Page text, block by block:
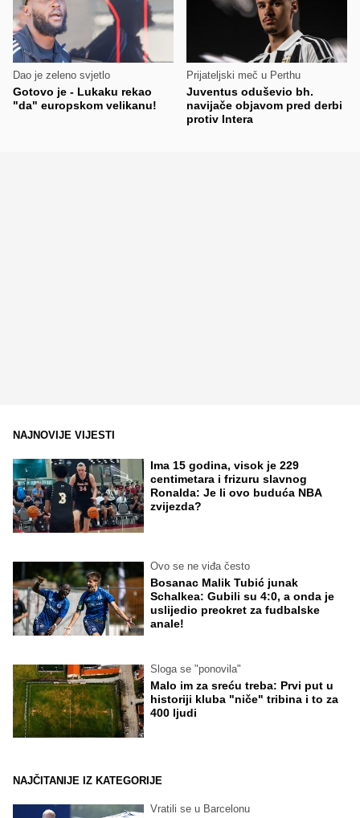
Dao je zeleno svjetlo
Gotovo je - Lukaku rekao
"da" europskom velikanu!
Prijateljski meč u Perthu
Juventus oduševio bh.
navijače objavom pred derbi
protiv Intera
NAJNOVIJE VIJESTI
Ima 15 godina, visok je 229
centimetara i frizuru slavnog
Ronalda: Je li ovo buduća NBA
zvijezda?
Ovo se ne viđa često
Bosanac Malik Tubić junak
Schalkea: Gubili su 4:0, a onda je
uslijedio preokret za fudbalske
anale!
Sloga se "ponovila"
Malo im za sreću treba: Prvi put u
historiji kluba "niče" tribina i to za
400 ljudi
NAJČITANIJE IZ KATEGORIJE
Vratili se u Barcelonu